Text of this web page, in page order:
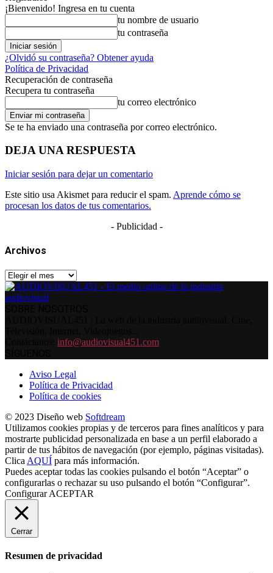
¡Bienvenido! Ingresa en tu cuenta
tu nombre de usuario
tu contraseña
¿Olvidó su contraseña? Obtener ayuda
Política de Privacidad
Recuperación de contraseña
Recupera tu contraseña
tu correo electrónico
Se te ha enviado una contraseña por correo electrónico.
DEJA UNA RESPUESTA
Iniciar sesión para dejar un comentario
Este sitio usa Akismet para reducir el spam. Aprende cómo se
procesan los datos de tus comentarios.
- Publicidad -
Archivos
Archivos
info@audiovisual451.com
Aviso Legal
Política de Privacidad
Política de cookies
© 2023 Diseño web Softdream
Utilizamos cookies propias y de terceros para fines analíticos y para
mostrarte publicidad personalizada en base a un perfil elaborado a
partir de tus hábitos de navegación (por ejemplo, páginas visitadas).
Clica AQUÍ para más información.
Puedes aceptar todas las cookies pulsando el botón “Aceptar” o
configurarlas o rechazar su uso pulsando el botón “Configurar”.
Configurar ACEPTAR
Cerrar
Resumen de privacidad